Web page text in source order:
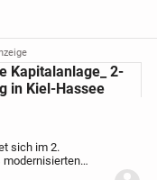
Kapitalanlage_ 2-
in Kiel-Hassee
sich im 2.